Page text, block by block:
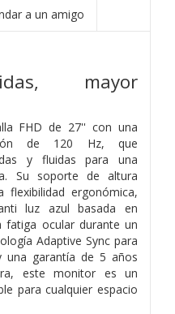
a un amigo
mayor
FHD de 27'' con una
de 120 Hz, que
y fluidas para una
Su soporte de altura
flexibilidad ergonómica,
luz azul basada en
fatiga ocular durante un
Adaptive Sync para
una garantía de 5 años
este monitor es un
para cualquier espacio